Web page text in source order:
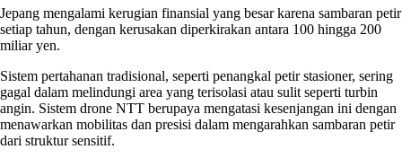
Jepang mengalami kerugian finansial yang besar karena sambaran petir
setiap tahun, dengan kerusakan diperkirakan antara 100 hingga 200
miliar yen.
Sistem pertahanan tradisional, seperti penangkal petir stasioner, sering
gagal dalam melindungi area yang terisolasi atau sulit seperti turbin
angin. Sistem drone NTT berupaya mengatasi kesenjangan ini dengan
menawarkan mobilitas dan presisi dalam mengarahkan sambaran petir
dari struktur sensitif.